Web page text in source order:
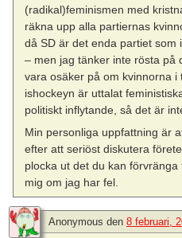
(radikal)feminismen med
räkna upp alla partiernas
då SD är det enda partiet som
– men jag tänker inte rösta på
vara osäker på om kvinnorna
ishockeyn är uttalat
politiskt inflytande, så det är
Min personliga uppfattning är
efter att seriöst diskutera
plocka ut det du kan
mig om jag har fel.
Anonymous den 8 februari,